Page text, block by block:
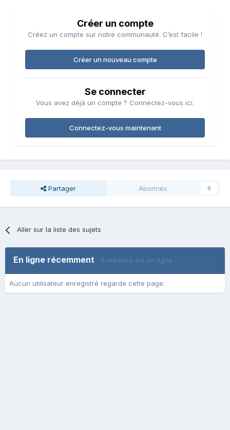
Créer un compte
Créez un compte sur notre communauté. C’est facile !
Créer un nouveau compte
Se connecter
Vous avez déjà un compte ? Connectez-vous ici.
Connectez-vous maintenant
Partager Abonnés 0
Aller sur la liste des sujets
En ligne récemment 0 membre est en ligne
Aucun utilisateur enregistré regarde cette page.